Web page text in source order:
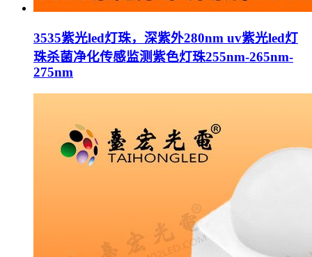
3535紫光led灯珠，深紫外280nm uv紫光led灯
珠杀菌净化传感监测紫色灯珠255nm-265nm-
275nm